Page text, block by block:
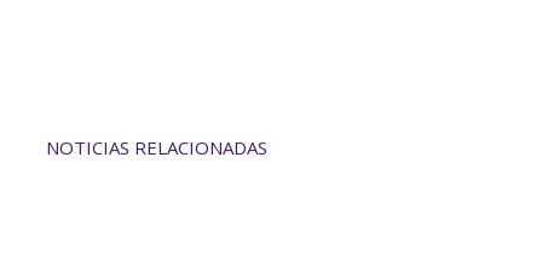
NOTICIAS RELACIONADAS